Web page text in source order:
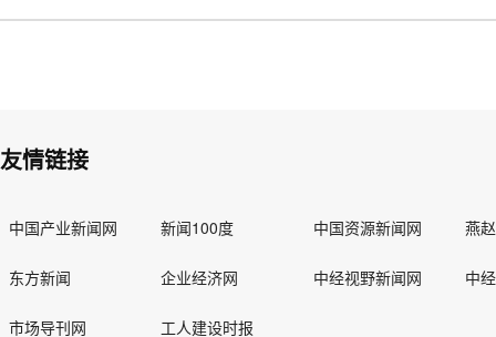
友情链接
中国产业新闻网 新闻100度 中国资源新闻网 燕
东方新闻 企业经济网 中经视野新闻网 中
市场导刊网 工人建设时报